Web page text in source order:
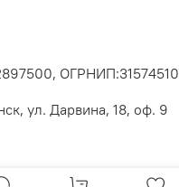
ул. Дарвина, 18, оф. 9